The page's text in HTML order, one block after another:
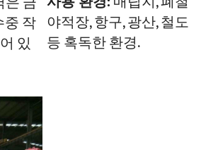
중 작
있
야적장, 항구, 광산, 철도
등 혹독한 환경.